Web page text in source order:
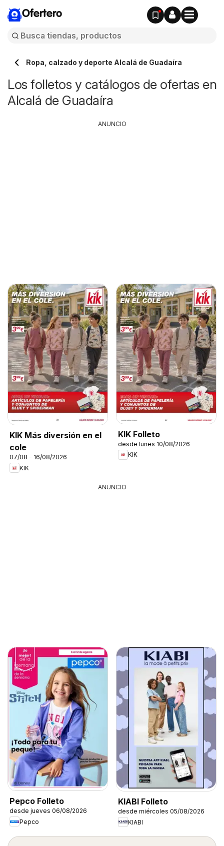
Ofertero
Ropa, calzado y deporte Alcalá de Guadaíra
Los folletos y catálogos de ofertas en
Alcalá de Guadaíra
KIK Más diversión en el
cole
07/08 - 16/08/2026
KIK
KIK Folleto
desde lunes 10/08/2026
KIK
ANUNCIO
ANUNCIO
Pepco Folleto
desde jueves 06/08/2026
Pepco
KIABI Folleto
desde miércoles 05/08/2026
KIABI